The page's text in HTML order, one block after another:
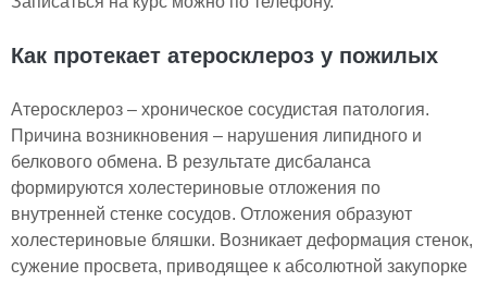
Как протекает атеросклероз у пожилых
Атеросклероз – хроническое сосудистая патология.
Причина возникновения – нарушения липидного и
белкового обмена. В результате дисбаланса
формируются холестериновые отложения по
внутренней стенке сосудов. Отложения образуют
холестериновые бляшки. Возникает деформация стенок,
сужение просвета, приводящее к абсолютной закупорке